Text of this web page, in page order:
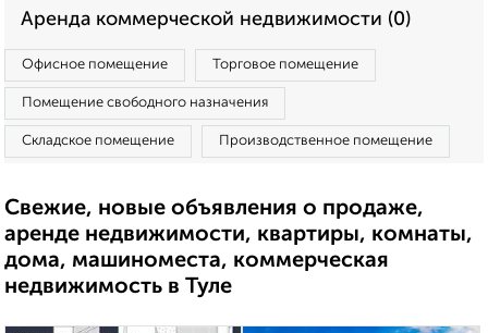
Аренда коммерческой недвижимости (0)
Офисное помещение Торговое помещение
Помещение свободного назначения
Складское помещение Производственное помещение
Свежие, новые объявления о продаже,
аренде недвижимости, квартиры, комнаты,
дома, машиноместа, коммерческая
недвижимость в Туле